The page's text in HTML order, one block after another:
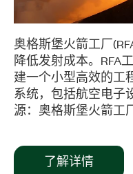
奥格斯堡火箭工厂
降低发射成本。RFA
建一个小型高效的工
系统，包括航空电子
源：奥格斯堡火箭工
了解详情